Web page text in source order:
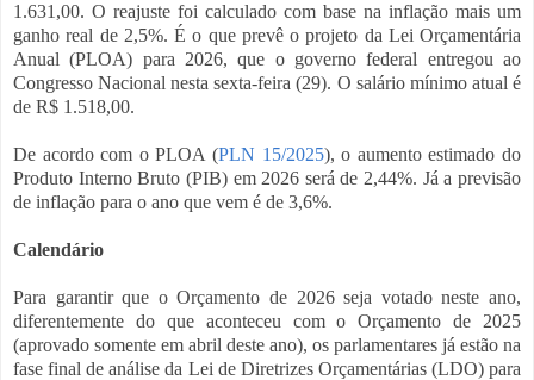
1.631,00. O reajuste foi calculado com base na inflação mais um
ganho real de 2,5%. É o que prevê o projeto da Lei Orçamentária
Anual (PLOA) para 2026, que o governo federal entregou ao
Congresso Nacional nesta sexta-feira (29). O salário mínimo atual é
de R$ 1.518,00.
De acordo com o PLOA (PLN 15/2025), o aumento estimado do
Produto Interno Bruto (PIB) em 2026 será de 2,44%. Já a previsão
de inflação para o ano que vem é de 3,6%.
Calendário
Para garantir que o Orçamento de 2026 seja votado neste ano,
diferentemente do que aconteceu com o Orçamento de 2025
(aprovado somente em abril deste ano), os parlamentares já estão na
fase final de análise da Lei de Diretrizes Orçamentárias (LDO) para